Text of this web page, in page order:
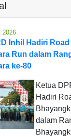
2026
Inhil Hadiri Road
Run dalam
ke-80
Ketua
Hadiri
dalam